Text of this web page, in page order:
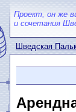
Проект, он же
и сочетания
Шведская